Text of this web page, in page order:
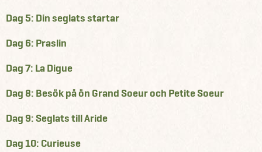
Dag 5: Din seglats startar
Dag 6: Praslin
Dag 7: La Digue
Dag 8: Besök på ön Grand Soeur och Petite Soeur
Dag 9: Seglats till Aride
Dag 10: Curieuse